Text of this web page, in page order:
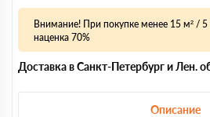
Внимание! При покупке менее 15 м² / 5
наценка 70%
Доставка в Санкт-Петербург и Лен.
Описание